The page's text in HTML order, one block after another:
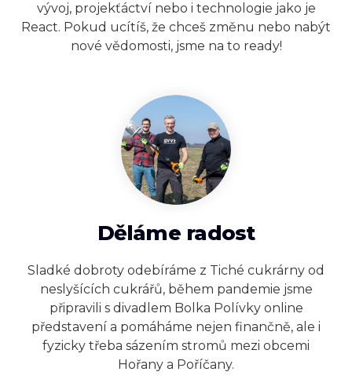
vývoj, projekťáctví nebo i technologie jako je
React. Pokud ucítíš, že chceš změnu nebo nabýt
nové vědomosti, jsme na to ready!
Děláme radost
Sladké dobroty odebíráme z Tiché cukrárny od
neslyšících cukrářů, během pandemie jsme
připravili s divadlem Bolka Polívky online
představení a pomáháme nejen finančně, ale i
fyzicky třeba sázením stromů mezi obcemi
Hořany a Poříčany.